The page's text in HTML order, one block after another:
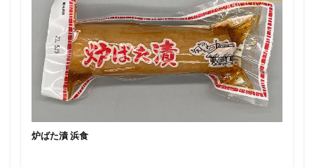
炉ばた漬 浜食